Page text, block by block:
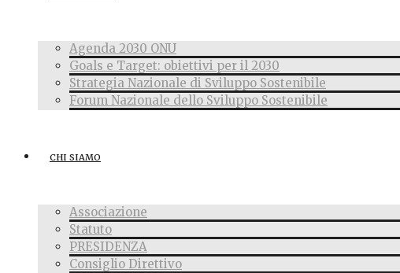
Agenda 2030 ONU
Goals e Target: obiettivi per il 2030
Strategia Nazionale di Sviluppo Sostenibile
Forum Nazionale dello Sviluppo Sostenibile
CHI SIAMO
Associazione
Statuto
PRESIDENZA
Consiglio Direttivo